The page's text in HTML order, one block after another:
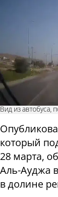
Вид из автобуса,
который
28 марта,
Аль-Ауджа
в долине